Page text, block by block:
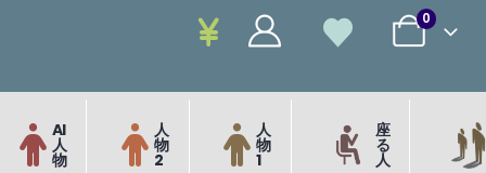
0
AI
人
物
人
物
2
人
物
1
座
る
人